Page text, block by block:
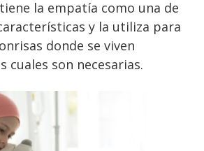
la empatía como una de
y la utiliza para
donde se viven
cuales son necesarias.